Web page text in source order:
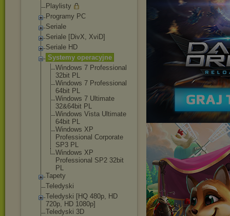
Playlisty
Programy PC
Seriale
Seriale [DivX, XviD]
Seriale HD
Systemy operacyjne
Windows 7 Professional
32bit PL
Windows 7 Professional
64bit PL
Windows 7 Ultimate
32&64bit PL
Windows Vista Ultimate
64bit PL
Windows XP
Professional Corporate
SP3 PL
Windows XP
Professional SP2 32bit
PL
Tapety
Teledyski
Teledyski [HQ 480p, HD
720p, HD 1080p]
Teledyski 3D